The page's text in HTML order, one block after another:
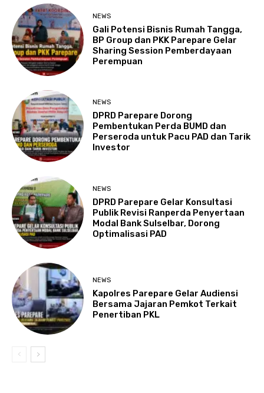
NEWS
Gali Potensi Bisnis Rumah Tangga,
BP Group dan PKK Parepare Gelar
Sharing Session Pemberdayaan
Perempuan
NEWS
DPRD Parepare Dorong
Pembentukan Perda BUMD dan
Perseroda untuk Pacu PAD dan Tarik
Investor
NEWS
DPRD Parepare Gelar Konsultasi
Publik Revisi Ranperda Penyertaan
Modal Bank Sulselbar, Dorong
Optimalisasi PAD
NEWS
Kapolres Parepare Gelar Audiensi
Bersama Jajaran Pemkot Terkait
Penertiban PKL